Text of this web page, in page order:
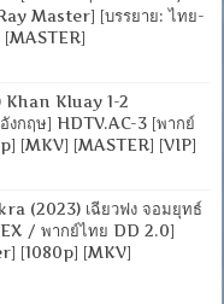
Master] [บรรยาย: ไทย-
Khan Kluay 1-2
งกฤษ] HDTV.AC-3 [พากย์
[MKV] [MASTER] [VIP]
(2023) เฉียวฟง จอมยุทธ์
/ พากย์ไทย DD 2.0]
[1080p] [MKV]